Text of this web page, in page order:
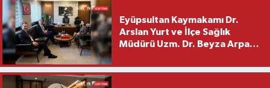
Eyüpsultan Kaymakamı Dr.
Arslan Yurt ve İlçe Sağlık
Müdürü Uzm. Dr. Beyza Arpacı
Ziyareti